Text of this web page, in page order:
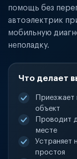
помощь без
автоэлектрик
мобильную
неполадку.
Что делает
объект
Проводит
месте
Устраняет
простоя